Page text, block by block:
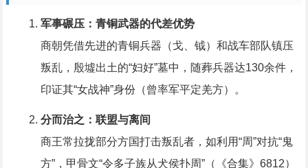
军事碾压：青铜武器的代差优势
商朝凭借先进的青铜兵器（戈、钺）和战车部队镇压
叛乱，殷墟出土的“妇好”墓中，随葬兵器达130余件，
印证其“女战神”身份（曾率军平定羌方）。
分而治之：联盟与离间
商王常拉拢部分方国打击叛乱者，如利用“周”对抗“鬼
方”，甲骨文“令多子族从犬侯扑周”（《合集》6812）